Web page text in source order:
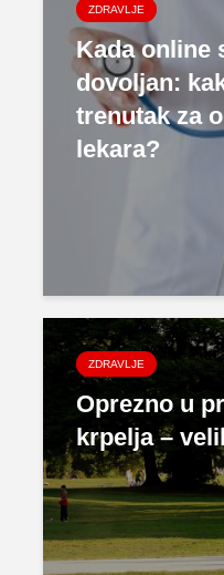
ZDRAVLJE
Kada online
dovoljan:
trenutak za
lekara?
ZDRAVLJE
Oprezno u
krpelja –